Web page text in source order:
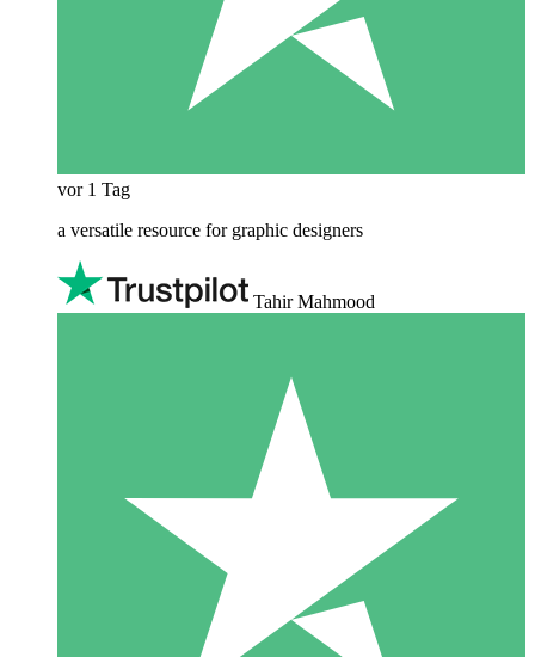
vor 1 Tag
a versatile resource for graphic designers
Tahir Mahmood